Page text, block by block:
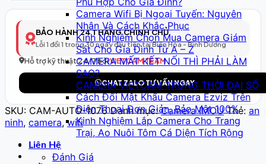
Camera Wifi Bị Ngoại Tuyến: Nguyên
Nhân Và Cách Khắc Phục
Kinh Nghiệm Chọn Mua Camera Giám
Sát Cho Gia Đình Từ A – Z
CAMERA MẤT KẾT NỐI THÌ PHẢI LÀM
SAO?
CAMERA VIETCAM TRONG THỜI ĐẠI SỐ
Cách Đổi Mật Khẩu Camera Ezviz Trên
Điện Thoại Đơn Giản, Bảo Mật 100%
Kinh Nghiệm Lắp Camera Cho Trang
Trại, Ao Nuôi Tôm Cá Diện Tích Rộng
Liên Hệ
Đánh Giá
Thông
Model
77
–
Full
HD
số
BẢO HÀNH 24 THÁNG CHÍNH CHỦ
Lỗi 1 đổi 1 trong 30 ngày đầu tiên tại Biên Hòa - Bình Dương
Hỗ trợ kỹ thuật 24/7 bởiVIETCAM TEAM
CHAT ZALO TƯ VẤN NGAY
SKU: CAM-AUTO-1076 Danh mục:Camera IMOU Thẻ: an
ninh, camera,wifi